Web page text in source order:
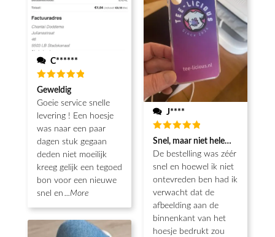
C******
Waardering
5uit 5
Geweldig
Goeie service snelle
levering ! Een hoesje
was naar een paar
dagen stuk gegaan
deden niet moeilijk
kreeg gelijk een tegoed
bon voor een nieuwe
snel en ...More
J****
Waardering
5 uit 5
Snel, maar niet helemaal als
De bestelling was zéér
snel en hoewel ik niet
ontevreden ben had ik
verwacht dat de
afbeelding aan de
binnenkant van het
hoesje bedrukt zou